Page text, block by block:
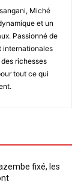
Miché
et un
Passionné de
internationales
richesses
tout ce qui
fixé, les